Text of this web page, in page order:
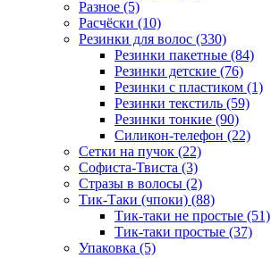
Разное (5)
Расчёски (10)
Резинки для волос (330)
Резинки пакетные (84)
Резинки детские (76)
Резинки с пластиком (1)
Резинки текстиль (59)
Резинки тонкие (90)
Силикон-телефон (22)
Сетки на пучок (22)
Софиста-Твиста (3)
Стразы в волосы (2)
Тик-Таки (чпоки) (88)
Тик-таки не простые (51)
Тик-таки простые (37)
Упаковка (5)